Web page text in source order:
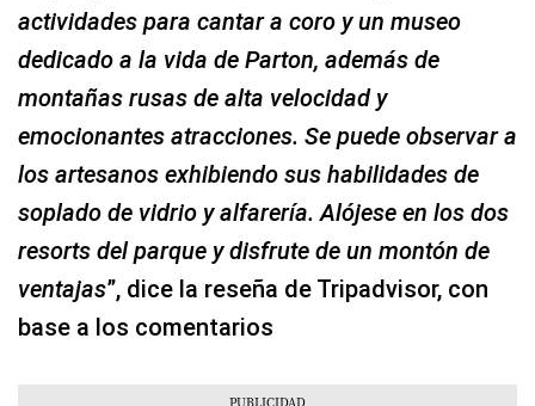
actividades para cantar a coro y un museo
dedicado a la vida de Parton, además de
montañas rusas de alta velocidad y
emocionantes atracciones. Se puede observar a
los artesanos exhibiendo sus habilidades de
soplado de vidrio y alfarería. Alójese en los dos
resorts del parque y disfrute de un montón de
ventajas”, dice la reseña de Tripadvisor, con
base a los comentarios